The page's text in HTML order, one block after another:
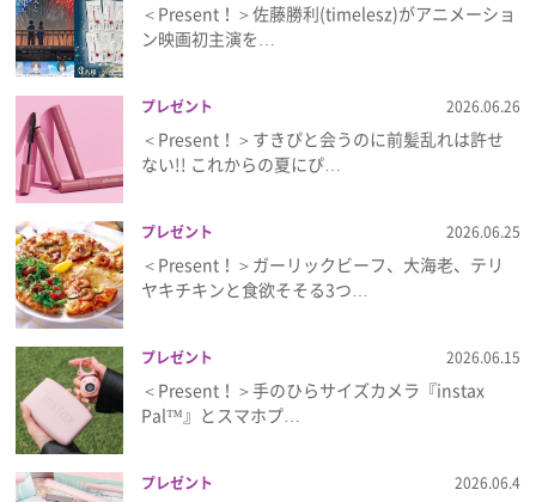
＜Present！＞佐藤勝利(timelesz)がアニメーショ
ン映画初主演を…
プレゼント 2026.06.26
＜Present！＞すきぴと会うのに前髪乱れは許せ
ない!! これからの夏にぴ…
プレゼント 2026.06.25
＜Present！＞ガーリックビーフ、大海老、テリ
ヤキチキンと食欲そそる3つ…
プレゼント 2026.06.15
＜Present！＞手のひらサイズカメラ『instax
Pal™』とスマホプ…
プレゼント 2026.06.4